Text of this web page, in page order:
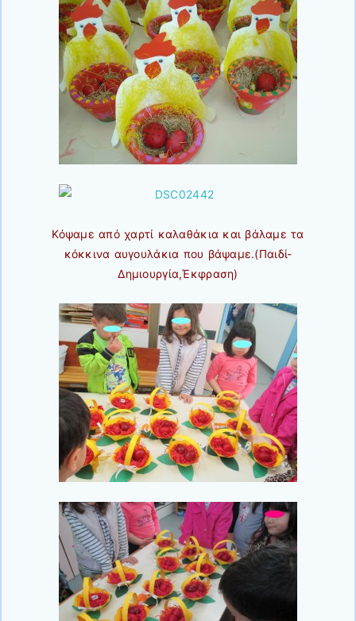
Κόψαμε από χαρτί καλαθάκια και βάλαμε τα
κόκκινα αυγουλάκια που βάψαμε.(Παιδί-
Δημιουργία,Έκφραση)